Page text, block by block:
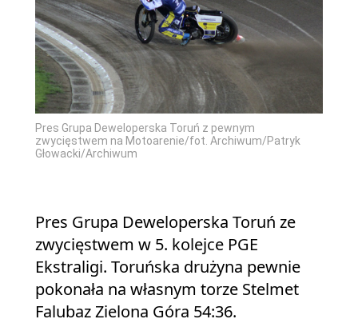
Pres Grupa Deweloperska Toruń z pewnym
zwycięstwem na Motoarenie/fot. Archiwum/Patryk
Głowacki/Archiwum
Pres Grupa Deweloperska Toruń ze
zwycięstwem w 5. kolejce PGE
Ekstraligi. Toruńska drużyna pewnie
pokonała na własnym torze Stelmet
Falubaz Zielona Góra 54:36.